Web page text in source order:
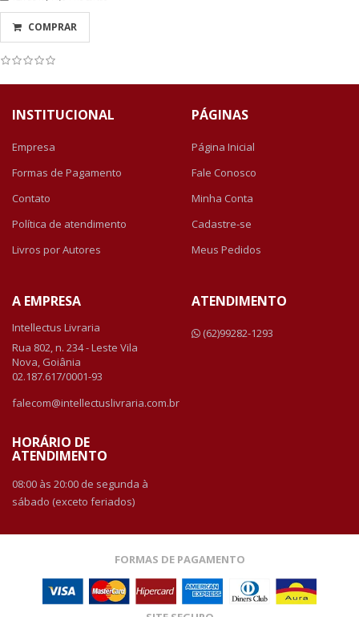
COMPRAR
INSTITUCIONAL
Empresa
Formas de Pagamento
Contato
Política de atendimento
Livros por Autores
PÁGINAS
Página Inicial
Fale Conosco
Minha Conta
Cadastre-se
Meus Pedidos
A EMPRESA
Intellectus Livraria
Rua 802, n. 234 - Leste Vila
Nova, Goiânia
02.187.617/0001-93
falecom@intellectuslivraria.com.br
HORÁRIO DE
ATENDIMENTO
08:00 às 20:00 de segunda à
sábado (exceto feriados)
ATENDIMENTO
(62)99282-1293
FORMAS DE PAGAMENTO